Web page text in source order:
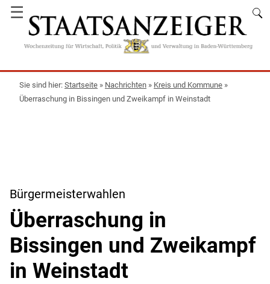
☰
Startseite » Nachrichten » Kreis und Kommune »
Überraschung in Bissingen und Zweikampf in Weinstadt
Bürgermeisterwahlen
Überraschung in
Bissingen und Zweikampf
in Weinstadt